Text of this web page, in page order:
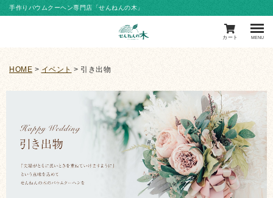
手作りバウムクーヘン専門店「せんねんの木」
カート MENU
HOME イベント 引き出物